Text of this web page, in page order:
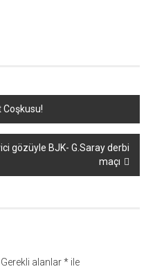
Coşkusu!
gözüyle BJK- G.Saray derbi
maçı
Gerekli alanlar*ile